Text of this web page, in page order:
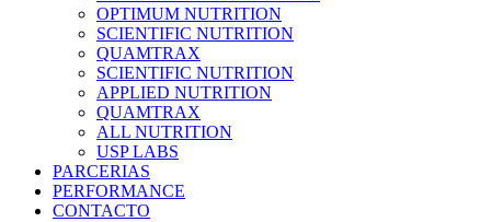
OPTIMUM NUTRITION
SCIENTIFIC NUTRITION
QUAMTRAX
SCIENTIFIC NUTRITION
APPLIED NUTRITION
QUAMTRAX
ALL NUTRITION
USP LABS
PARCERIAS
PERFORMANCE
CONTACTO